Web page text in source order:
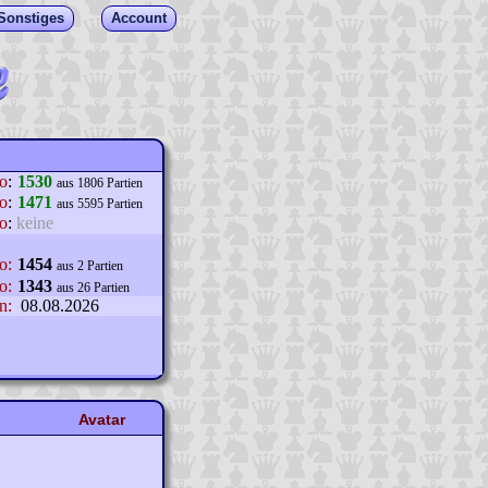
Account
: 1530 aus 1806 Partien
: 1471 aus 5595 Partien
: keine
1454 aus 2 Partien
1343 aus 26 Partien
08.08.2026
Avatar